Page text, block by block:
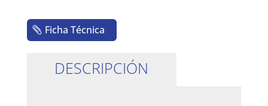
Ficha Técnica
DESCRIPCIÓN